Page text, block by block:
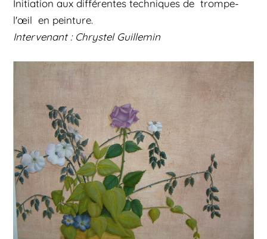
l'œil en peinture.
Intervenant : Chrystel Guillemin